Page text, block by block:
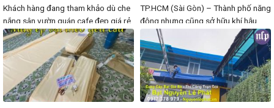
Khách hàng đang tham khảo dù che
nắng sân vườn quán cafe đẹp giá rẻ
mẫu mới 2021 để tìm sản phẩm mới
hiện đại nhất hiện nay của dù che
nắng mưa quán bán hàng cafe sân
vườn? Hiện Mái Hiên Che Nắng bán
dù che nắng mưa quán cafe để
khách hàng tham
TP.HCM (Sài Gòn) – Thành phố năng
động nhưng cũng sở hữu khí hậu
“đỏng đảnh” bậc nhất với hai mùa
mưa nắng rõ rệt. Cái nắng gay gắt
như đổ lửa vào buổi trưa hay những
cơn mưa giông tạt mạnh vào buổi
chiều luôn là nỗi ám ảnh của cư dân
sống tại